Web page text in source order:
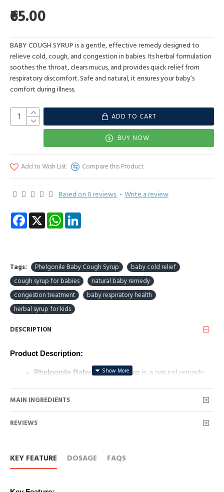
Based on 0 reviews. - Write a review
₹65.00
BABY COUGH SYRUP is a gentle, effective remedy designed to
relieve cold, cough, and congestion in babies. Its herbal formulation
soothes the throat, clears mucus, and provides quick relief from
respiratory discomfort. Safe and natural, it ensures your baby’s
comfort during illness.
ADD TO CART
BUY NOW
Add to Wish List Compare this Product
Facebook
X WhatsApp
Tags: Phelgonile Baby Cough Syrup
baby cold relief
cough syrup for babies
natural baby remedy
congestion treatment
baby respiratory health
herbal syrup for kids
DESCRIPTION
Product Description:
Phelgonile Baby Cough Syrup is a natural remedy
It soothes the throat, clears mucus, and provides
effective relief from respiratory discomfort.
Safe for babies, this syrup offers fast and gentle relief
MAIN INGREDIENTS
REVIEWS
KEY FEATURE DOSAGE FAQS